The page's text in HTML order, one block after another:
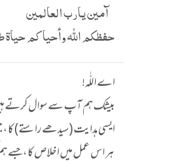
آمين يارب العالمين
حفظكم الله وأحياكم حياة
اے اللّٰہ!
بیشک ہم آپ سے سوال کرتے
ایسی ہدایت (سیدھے راستے) کا ،
ہر اس عمل میں اخلاص کا ، جسے